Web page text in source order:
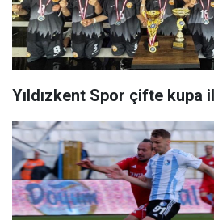
Yıldızkent Spor çifte kupa